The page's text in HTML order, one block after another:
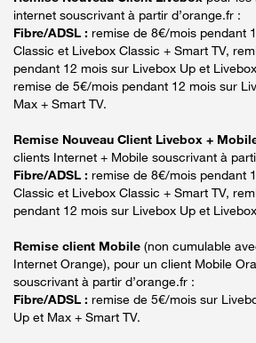
internet souscrivant à partir d’orange.fr :
Fibre/ADSL : remise de 8€/mois pendant
Classic et Livebox Classic + Smart TV,
pendant 12 mois sur Livebox Up et
remise de 5€/mois pendant 12 mois sur
Max + Smart TV.
Remise Nouveau Client Livebox +
clients Internet + Mobile souscrivant à
Fibre/ADSL : remise de 8€/mois pendant
Classic et Livebox Classic + Smart TV,
pendant 12 mois sur Livebox Up et
Remise client Mobile (non cumulable
Internet Orange), pour un client Mobile
souscrivant à partir d’orange.fr :
Fibre/ADSL : remise de 5€/mois sur
Up et Max + Smart TV.